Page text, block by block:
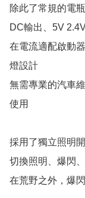
除此了常規的電
DC輸出、5V
在電流適配啟動
燈設計
無需專業的汽車
使用
採用了獨立照明
切換照明、爆閃
在荒野之外，爆